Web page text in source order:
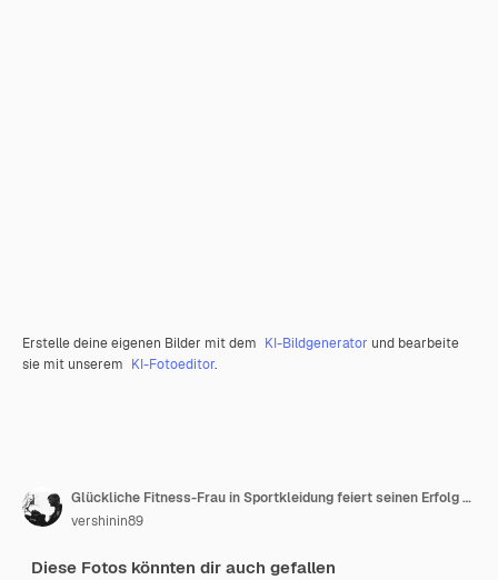
Erstelle deine eigenen Bilder mit dem KI-Bildgenerator und bearbeite
sie mit unserem KI-Fotoeditor.
Glückliche Fitness-Frau in Sportkleidung feiert seinen Erfolg vor rosa Hintergrund. Fitte und gesunde Frau
vershinin89
Diese Fotos könnten dir auch gefallen